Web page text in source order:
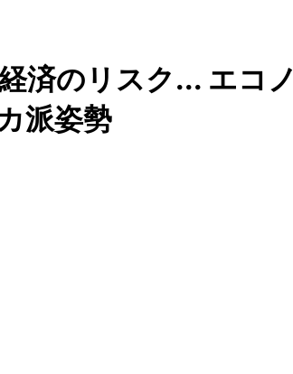
済のリスク... エコノ
派姿勢